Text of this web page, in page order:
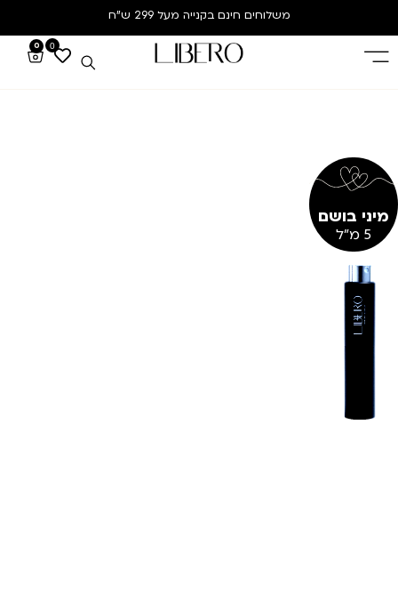
משלוחים חינם בקנייה מעל 299 ש”ח
0
0
מיני בושם
5 מ"ל